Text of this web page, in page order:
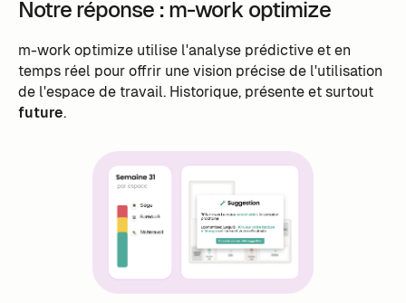
Notre réponse : m-work optimize
m-work optimize utilise l'analyse prédictive et en
temps réel pour offrir une vision précise de l'utilisation
de l'espace de travail. Historique, présente et surtout
future.